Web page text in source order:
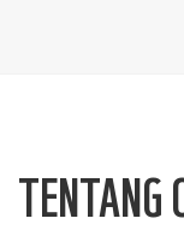
TENTANG